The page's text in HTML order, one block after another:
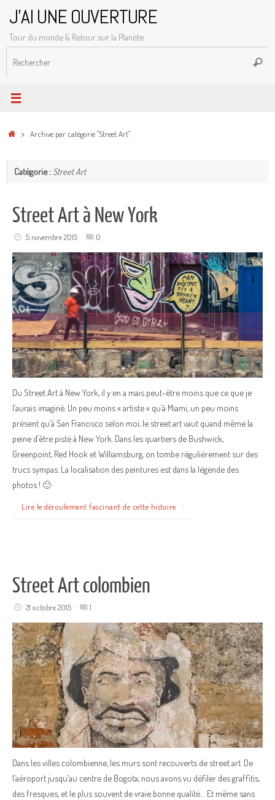
contenu
J'AI UNE OUVERTURE
Tour du monde & Retour sur la Planète
AccueilArchive par catégorie "Street Art"
Catégorie : Street Art
Street Art à New York
5 novembre 2015 0
Du Street Art à New York, il y en a mais peut-être moins que ce que je
l’aurais imaginé. Un peu moins « artiste » qu’à Miami, un peu moins
présent qu’à San Francisco selon moi, le street art vaut quand même la
peine d’être pisté à New York. Dans les quartiers de Bushwick,
Greenpoint, Red Hook et Williamsburg, on tombe régulièrement sur des
trucs sympas. La localisation des peintures est dans la légende des
photos ! 🙂
Lire le déroulement fascinant de cette histoire
Street Art colombien
21 octobre 2015 1
Dans les villes colombienne, les murs sont recouverts de street art. De
l’aéroport jusqu’au centre de Bogota, nous avons vu défiler des graffitis,
des fresques, et le plus souvent de vraie bonne qualité… Et même sans